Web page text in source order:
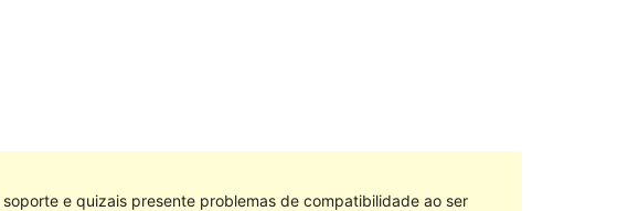
e quizais presente problemas de compatibilidade ao ser